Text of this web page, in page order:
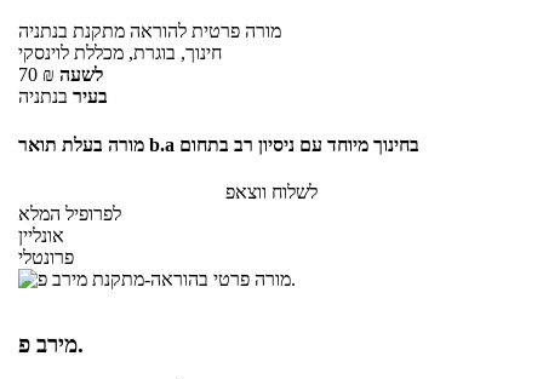
מורה פרטית להוראה מתקנת בנתניה
חינוך, בוגרת, מכללת לוינסקי
70 ₪ לשעה
בעיר בנתניה
מורה בעלת תואר b.a בחינוך מיוחד עם ניסיון רב בתחום
לשלוח ווצאפ
לפרופיל המלא
אונליין
פרונטלי
מירב פ.